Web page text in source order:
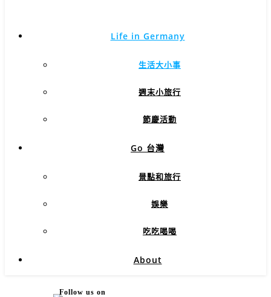
Life in Germany
生活大小事
週末小旅行
節慶活動
Go 台灣
景點和旅行
娛樂
吃吃喝喝
About
Follow us on